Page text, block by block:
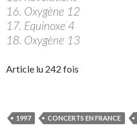
16. Oxygène 12
17. Equinoxe 4
18. Oxygène 13
Article lu 242 fois
1997 CONCERTS EN FRANCE